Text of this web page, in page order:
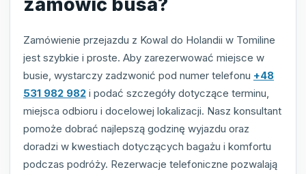
zamówić busa?
Zamówienie przejazdu z Kowal do Holandii w Tomiline
jest szybkie i proste. Aby zarezerwować miejsce w
busie, wystarczy zadzwonić pod numer telefonu +48
531 982 982 i podać szczegóły dotyczące terminu,
miejsca odbioru i docelowej lokalizacji. Nasz konsultant
pomoże dobrać najlepszą godzinę wyjazdu oraz
doradzi w kwestiach dotyczących bagażu i komfortu
podczas podróży. Rezerwacje telefoniczne pozwalają